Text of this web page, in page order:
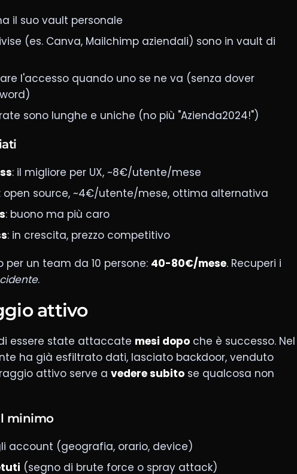
il suo vault personale
(es. Canva, Mailchimp aziendali) sono in vault di
l'accesso quando uno se ne va (senza dover
sono lunghe e uniche (no più "Azienda2024!")
: il migliore per UX, ~8€/utente/mese
: open source, ~4€/utente/mese, ottima alternativa
: buono ma più caro
: in crescita, prezzo competitivo
un team da 10 persone: 40-80€/mese. Recuperi i
.
attivo
essere state attaccate mesi dopo che è successo. Nel
ha già esfiltrato dati, lasciato backdoor, venduto
attivo serve a vedere subito se qualcosa non
minimo
account (geografia, orario, device)
(segno di brute force o spray attack)